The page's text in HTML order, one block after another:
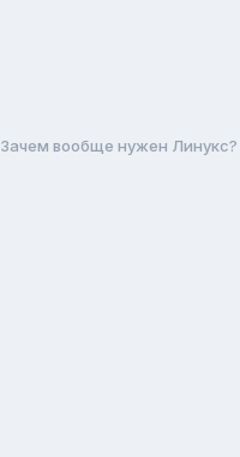
Зачем вообще нужен Линукс?